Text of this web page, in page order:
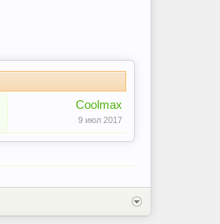
Coolmax
9 июл 2017